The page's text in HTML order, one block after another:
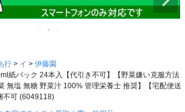
行 イ
伊藤園
紙パック 24本入【代引き不可】【野菜嫌い克服方法
無塩 無糖 野菜汁 100% 管理栄養士 推奨】【宅配便送
不可 (6049118)